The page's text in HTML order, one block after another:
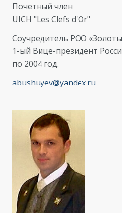
Почетный член
UICH "Les Clefs d'Or"
Соучредитель РОО
1-ый Вице-президент
по 2004 год.
abushuyev@yandex.ru